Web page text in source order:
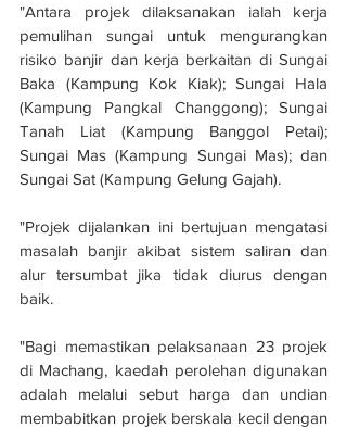
"Antara projek dilaksanakan ialah kerja
pemulihan sungai untuk mengurangkan
risiko banjir dan kerja berkaitan di Sungai
Baka (Kampung Kok Kiak); Sungai Hala
(Kampung Pangkal Changgong); Sungai
Tanah Liat (Kampung Banggol Petai);
Sungai Mas (Kampung Sungai Mas); dan
Sungai Sat (Kampung Gelung Gajah).
"Projek dijalankan ini bertujuan mengatasi
masalah banjir akibat sistem saliran dan
alur tersumbat jika tidak diurus dengan
baik.
"Bagi memastikan pelaksanaan 23 projek
di Machang, kaedah perolehan digunakan
adalah melalui sebut harga dan undian
membabitkan projek berskala kecil dengan